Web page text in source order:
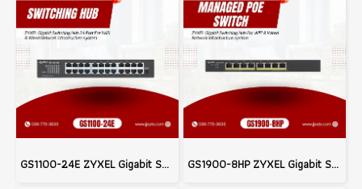
GS1100-24E ZYXEL Gigabit Switching Hub 24 Port For WiFi & Wired Network infrastructure system GS1900-8HP ZYXEL Gigabit Switching Hub For WiFi & Wired Network infrastructure system